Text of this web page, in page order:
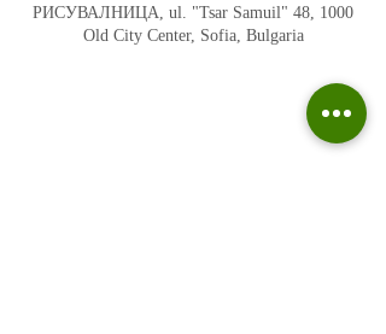
РИСУВАЛНИЦА, ul. "Tsar Samuil" 48, 1000
Old City Center, Sofia, Bulgaria